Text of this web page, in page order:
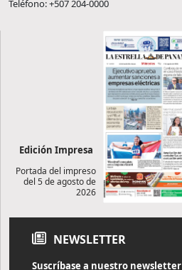
Teléfono: +507 204-0000
Edición Impresa
Portada del impreso
del 5 de agosto de
2026
NEWSLETTER
Suscríbase a nuestro newsletter